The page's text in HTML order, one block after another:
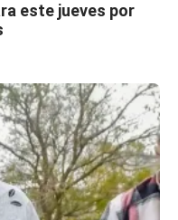
este jueves por